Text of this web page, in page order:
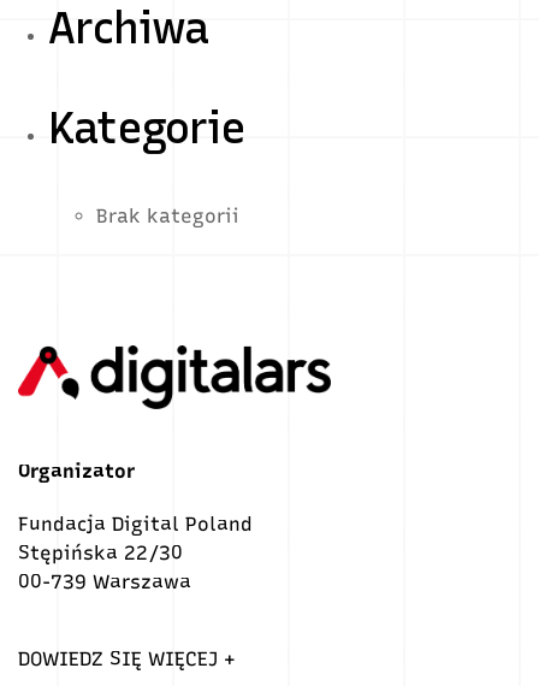
Archiwa
Kategorie
Brak kategorii
Organizator
Fundacja Digital Poland
Stępińska 22/30
00-739 Warszawa
DOWIEDZ SIĘ WIĘCEJ +